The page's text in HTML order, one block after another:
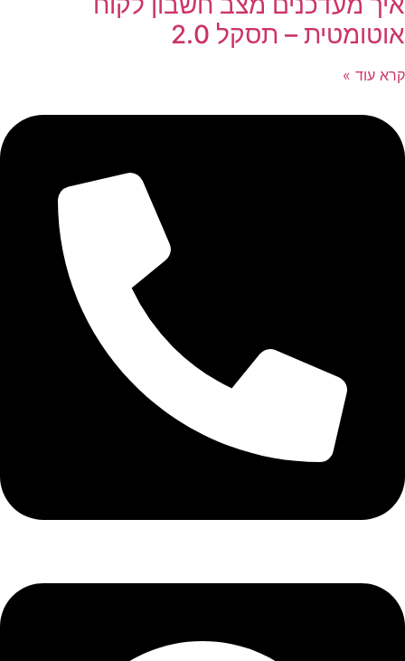
אוטומטית – תסקל 2.0
קרא עוד »